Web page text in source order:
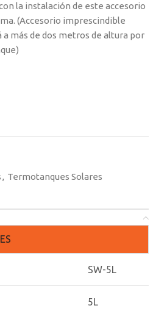
la instalación de este accesorio
(Accesorio imprescindible
más de dos metros de altura por
, Termotanques Solares
SW-5L
5L